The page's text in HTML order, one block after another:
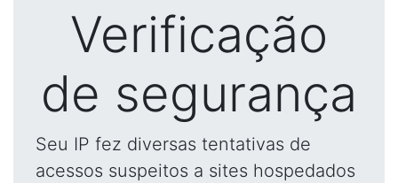
Verificação
de segurança
Seu IP fez diversas tentativas de
acessos suspeitos a sites hospedados